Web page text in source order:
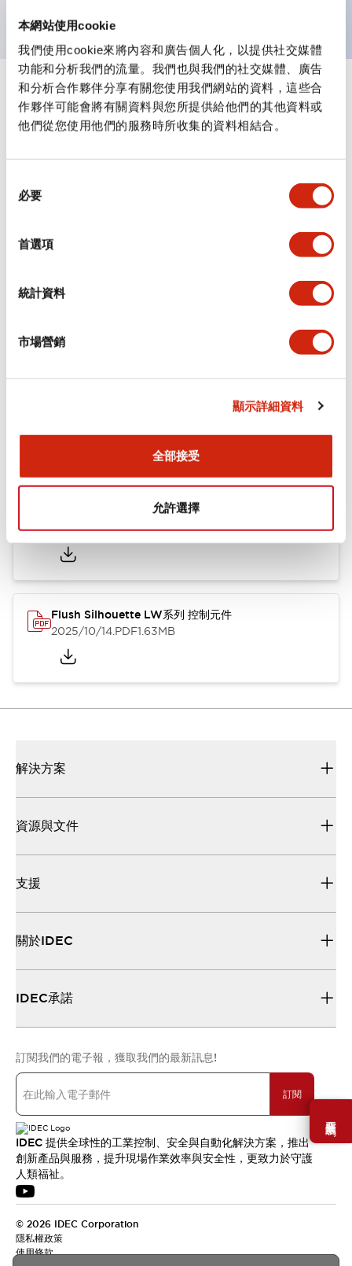
本網站使用cookie
我們使用cookie來將內容和廣告個人化，以提供社交媒體
功能和分析我們的流量。我們也與我們的社交媒體、廣告
和分析合作夥伴分享有關您使用我們網站的資料，這些合
作夥伴可能會將有關資料與您所提供給他們的其他資料或
他們從您使用他們的服務時所收集的資料相結合。
必要
首選項
統計資料
市場營銷
顯示詳細資料
全部接受
允許選擇
需要幫助嗎？
規格 顯示全部
審美規範
安裝和安裝規範
認證與標準
Flush Silhouette LW系列 控制元件 (英文版)
2025/09/19.PDF1.23MB
Flush Silhouette LW系列 控制元件
2025/10/14.PDF1.63MB
解決方案
資源與文件
支援
關於IDEC
IDEC承諾
訂閱我們的電子報，獲取我們的最新訊息!
訂閱
IDEC 提供全球性的工業控制、安全與自動化解決方案，推出
創新產品與服務，提升現場作業效率與安全性，更致力於守護
人類福祉。
© 2026 IDEC Corporation
隱私權政策
使用條款